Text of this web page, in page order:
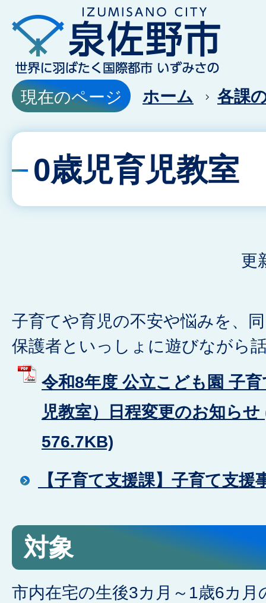
現在のページ ホーム 各課
0歳児育児教室
更
子育てや育児の不安や悩みを、
保護者といっしょに遊びながら
令和8年度 公立こども園 子
児教室）日程変更のお知ら
576.7KB)
【子育て支援課】子育て支
対象
市内在宅の生後3カ月～1歳6カ